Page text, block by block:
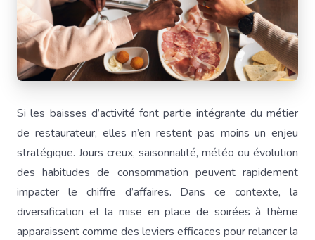
Si les baisses d’activité font partie intégrante du métier
de restaurateur, elles n’en restent pas moins un enjeu
stratégique. Jours creux, saisonnalité, météo ou évolution
des habitudes de consommation peuvent rapidement
impacter le chiffre d’affaires. Dans ce contexte, la
diversification et la mise en place de soirées à thème
apparaissent comme des leviers efficaces pour relancer la